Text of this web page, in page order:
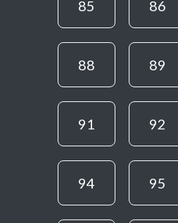
85 86
88 89
91 92
94 95